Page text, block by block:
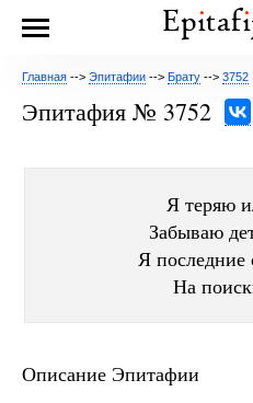
Главная --> Эпитафии --> Брату --> 3752
Эпитафия № 3752
Я теряю
Забываю
Я
На
Описание Эпитафии